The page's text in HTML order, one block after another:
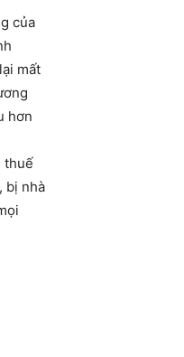
của
mất
hơn
thuế
bị nhà